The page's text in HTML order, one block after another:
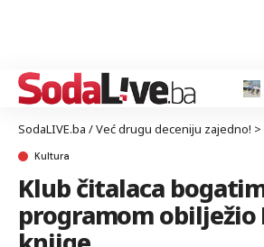
SodaLIVE.ba / Već drugu deceniju zajedno! >
Kultura
Klub čitalaca
programom obilježio